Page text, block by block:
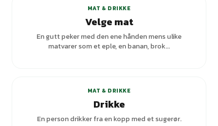
MAT & DRIKKE
Velge mat
En gutt peker med den ene hånden mens ulike
matvarer som et eple, en banan, brok...
MAT & DRIKKE
Drikke
En person drikker fra en kopp med et sugerør.